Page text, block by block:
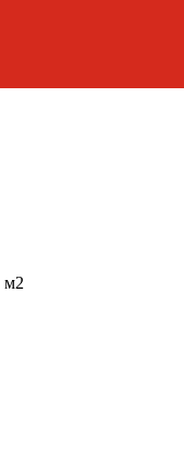
м2